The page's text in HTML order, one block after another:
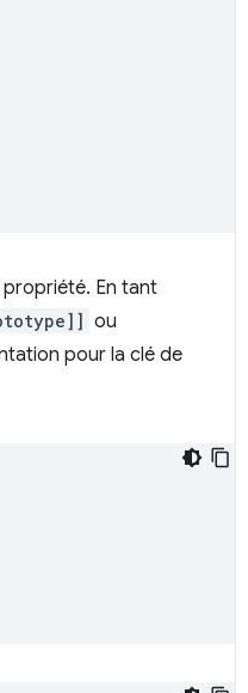
En tant
ou
pour la clé de